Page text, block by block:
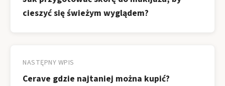
cieszyć się świeżym wyglądem?
NASTĘPNY WPIS
Cerave gdzie najtaniej można kupić?